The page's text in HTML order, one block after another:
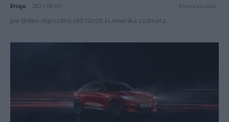
Eriqo 2021-08-07 0 hozzászólás
Joe Biden impozáns célt tűzött ki Amerika számára.